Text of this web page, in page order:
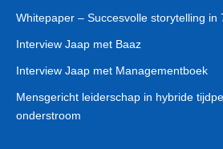
Whitepaper – Succesvolle storytelling in
Interview Jaap met Baaz
Interview Jaap met Managementboek
Mensgericht leiderschap in hybride
onderstroom